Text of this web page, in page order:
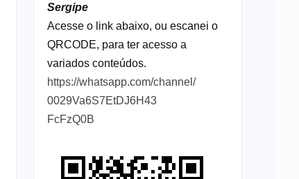
Sergipe
Acesse o link abaixo, ou escanei o
QRCODE, para ter acesso a
variados conteúdos.
https://whatsapp.com/channel/
0029Va6S7EtDJ6H43
FcFzQ0B